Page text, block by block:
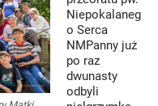
Niepokalaneg
o Serca
NMPanny już
po raz
dwunasty
odbyli